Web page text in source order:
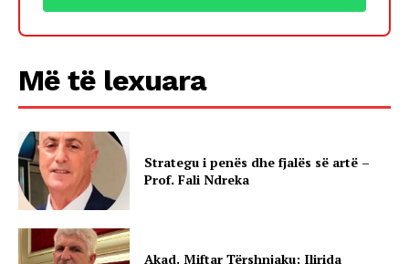
Më të lexuara
Strategu i penës dhe fjalës së artë –
Prof. Fali Ndreka
Akad. Miftar Tërshnjaku: Ilirida